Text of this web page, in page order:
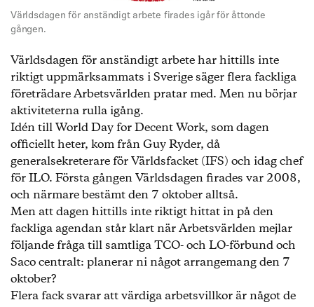
Världsdagen för anständigt arbete firades igår för åttonde
gången.
Världsdagen för anständigt arbete har hittills inte
riktigt uppmärksammats i Sverige säger flera fackliga
företrädare Arbetsvärlden pratar med. Men nu börjar
aktiviteterna rulla igång.
Idén till World Day for Decent Work, som dagen
officiellt heter, kom från Guy Ryder, då
generalsekreterare för Världsfacket (IFS) och idag chef
för ILO. Första gången Världsdagen firades var 2008,
och närmare bestämt den 7 oktober alltså.
Men att dagen hittills inte riktigt hittat in på den
fackliga agendan står klart när Arbetsvärlden mejlar
följande fråga till samtliga TCO- och LO-förbund och
Saco centralt: planerar ni något arrangemang den 7
oktober?
Flera fack svarar att värdiga arbetsvillkor är något de